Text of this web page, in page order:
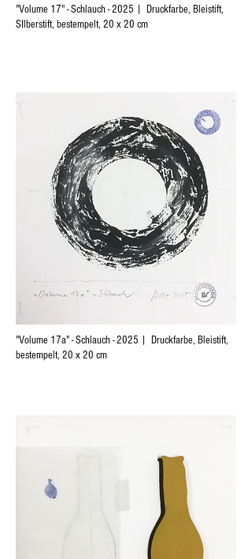
"Volume 17" - Schlauch - 2025 | Druckfarbe, Bleistift,
SIlberstift, bestempelt, 20 x 20 cm
"Volume 17a" - Schlauch - 2025 | Druckfarbe, Bleistift,
bestempelt, 20 x 20 cm